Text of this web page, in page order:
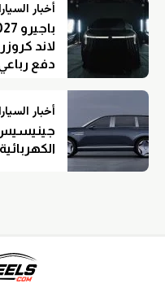
أخبار
لاند
دفع
أخبار